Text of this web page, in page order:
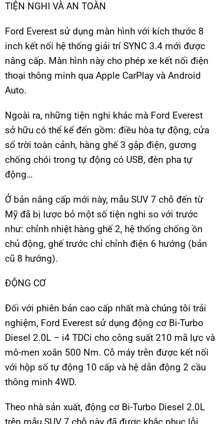
TIỆN NGHI VÀ AN TOÀN
Ford Everest sử dụng màn hình với kích thước 8
inch kết nối hệ thống giải trí SYNC 3.4 mới được
nâng cấp. Màn hình này cho phép xe kết nối điện
thoại thông minh qua Apple CarPlay và Android
Auto.
Ngoài ra, những tiện nghi khác mà Ford Everest
sở hữu có thể kể đến gồm: điều hòa tự động, cửa
sổ trời toàn cảnh, hàng ghế 3 gập điện, gương
chống chói trong tự động có USB, đèn pha tự
động…
Ở bản nâng cấp mới này, mẫu SUV 7 chỗ đến từ
Mỹ đã bị lược bỏ một số tiện nghi so với trước
như: chỉnh nhiệt hàng ghế 2, hệ thống chống ồn
chủ động, ghế trước chỉ chỉnh điện 6 hướng (bản
cũ 8 hướng).
ĐỘNG CƠ
Đối với phiên bản cao cấp nhất mà chúng tôi trải
nghiệm, Ford Everest sử dụng động cơ Bi-Turbo
Diesel 2.0L – i4 TDCi cho công suất 210 mã lực và
mô-men xoắn 500 Nm. Cỗ máy trên được kết nối
với hộp số tự động 10 cấp và hệ dẫn động 2 cầu
thông minh 4WD.
Theo nhà sản xuất, động cơ Bi-Turbo Diesel 2.0L